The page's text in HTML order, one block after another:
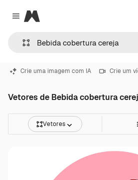
Close menu
Magnific
Crie uma imagem com IA Crie um
Vetores de Bebida cobertura
Vetores